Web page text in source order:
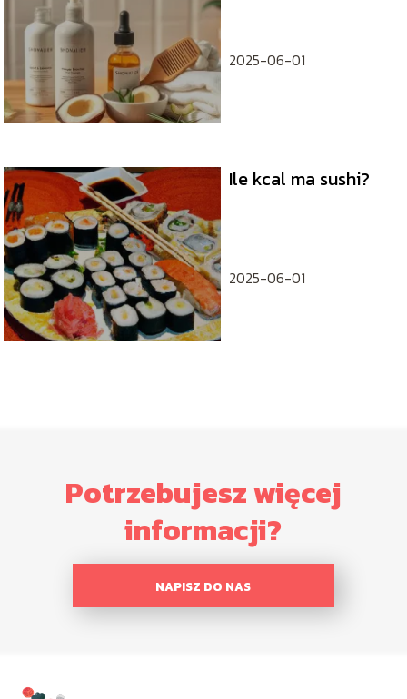
2025-06-01
Ile kcal ma sushi?
2025-06-01
Potrzebujesz więcej
informacji?
NAPISZ DO NAS